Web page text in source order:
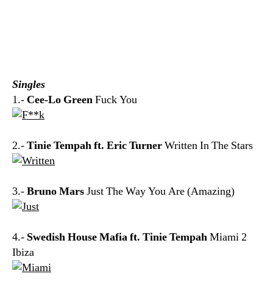
Singles
1.-Cee-Lo GreenFuck You
2.-Tinie Tempah ft. Eric TurnerWritten In The Stars
3.-Bruno MarsJust The Way You Are (Amazing)
4.- Swedish House Mafia ft. Tinie TempahMiami 2
Ibiza